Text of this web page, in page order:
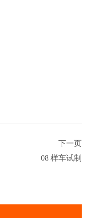
下一页
08 样车试制